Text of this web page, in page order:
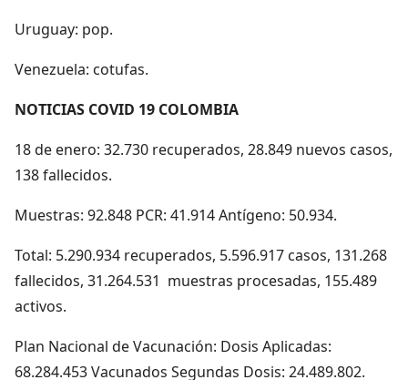
Uruguay: pop.
Venezuela: cotufas.
NOTICIAS COVID 19 COLOMBIA
18 de enero: 32.730 recuperados, 28.849 nuevos casos,
138 fallecidos.
Muestras: 92.848 PCR: 41.914 Antígeno: 50.934.
Total: 5.290.934 recuperados, 5.596.917 casos, 131.268
fallecidos, 31.264.531 muestras procesadas, 155.489
activos.
Plan Nacional de Vacunación: Dosis Aplicadas:
68.284.453 Vacunados Segundas Dosis: 24.489.802.